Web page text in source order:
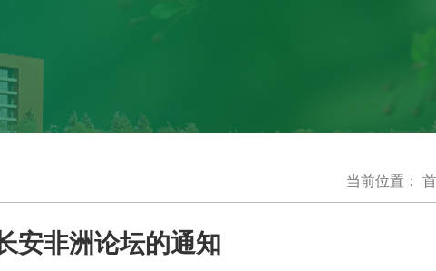
当前位置：
安非洲论坛的通知